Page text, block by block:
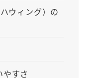
ウィング）の
すさ